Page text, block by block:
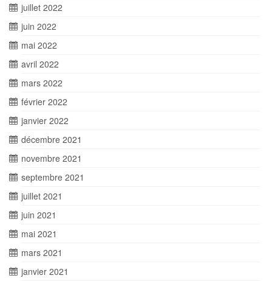
juillet 2022
juin 2022
mai 2022
avril 2022
mars 2022
février 2022
janvier 2022
décembre 2021
novembre 2021
septembre 2021
juillet 2021
juin 2021
mai 2021
mars 2021
janvier 2021